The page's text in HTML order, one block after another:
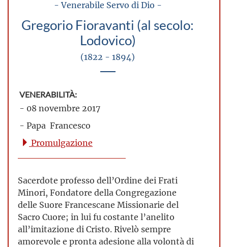
- Venerabile Servo di Dio -
Gregorio Fioravanti (al secolo:
Lodovico)
(1822 - 1894)
VENERABILITÀ:
- 08 novembre 2017
- Papa Francesco
Promulgazione
Sacerdote professo dell’Ordine dei Frati
Minori, Fondatore della Congregazione
delle Suore Francescane Missionarie del
Sacro Cuore; in lui fu costante l’anelito
all’imitazione di Cristo. Rivelò sempre
amorevole e pronta adesione alla volontà di